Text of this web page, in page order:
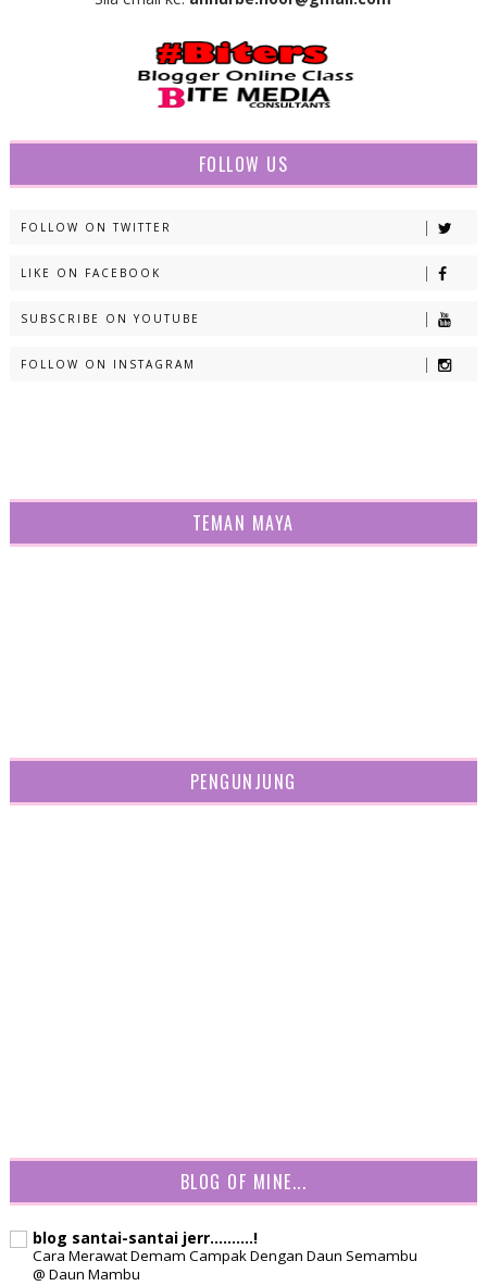
FOLLOW US
FOLLOW ON TWITTER
LIKE ON FACEBOOK
SUBSCRIBE ON YOUTUBE
FOLLOW ON INSTAGRAM
TEMAN MAYA
PENGUNJUNG
BLOG OF MINE...
blog santai-santai jerr..........!
Cara Merawat Demam Campak Dengan Daun Semambu
@ Daun Mambu